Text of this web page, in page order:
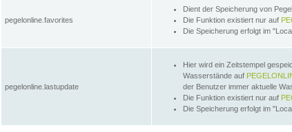
pegelonline.favorites
Dient der Speicherung von
Die Funktion existiert nur auf
Die Speicherung erfolgt im
pegelonline.lastupdate
Hier wird ein Zeitstempel
Wasserstände auf
der Benutzer immer aktuelle
Die Funktion existiert nur auf
Die Speicherung erfolgt im